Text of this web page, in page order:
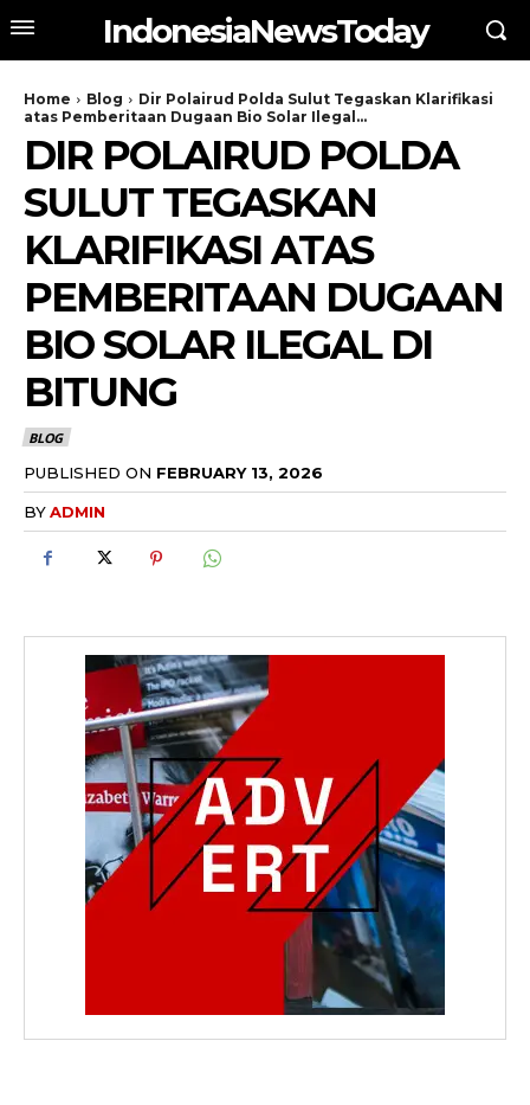
IndonesiaNewsToday
Home Blog
Dir Polairud Polda Sulut Tegaskan Klarifikasi
atas Pemberitaan Dugaan Bio Solar Ilegal...
DIR POLAIRUD POLDA
SULUT TEGASKAN
KLARIFIKASI ATAS
PEMBERITAAN DUGAAN
BIO SOLAR ILEGAL DI
BITUNG
BLOG
PUBLISHED ON FEBRUARY 13, 2026
BYADMIN